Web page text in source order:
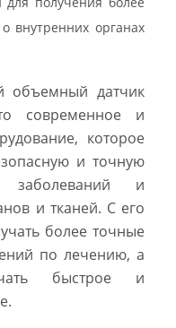
внутренних органах
объемный датчик
современное и
которое
и точную
заболеваний и
и тканей. С его
более точные
по лечению, а
быстрое и